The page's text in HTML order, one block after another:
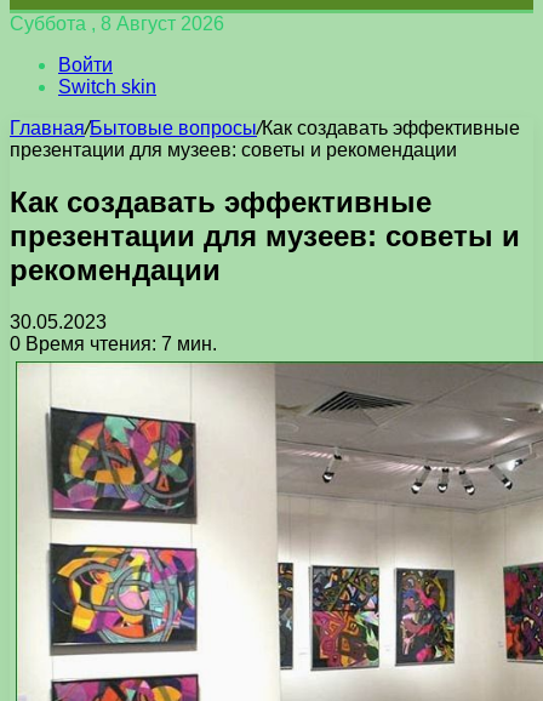
Суббота , 8 Август 2026
Войти
Switch skin
Главная/Бытовые вопросы/Как создавать эффективные
презентации для музеев: советы и рекомендации
Как создавать эффективные
презентации для музеев: советы и
рекомендации
30.05.2023
0 Время чтения: 7 мин.